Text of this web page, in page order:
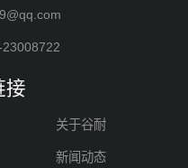
接
关于谷耐
新闻动态